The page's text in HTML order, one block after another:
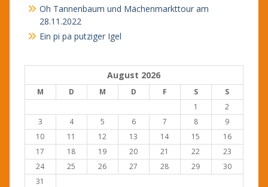
Oh Tannenbaum und Mächenmarkttour am
28.11.2022
Ein pi pa putziger Igel
August 2026
M D M D F S
S
1
2
3
4 5 6 7 8
9
10
11 12 13 14 15
16
17
18 19 20 21 22
23
24
25 26 27 28 29
30
31